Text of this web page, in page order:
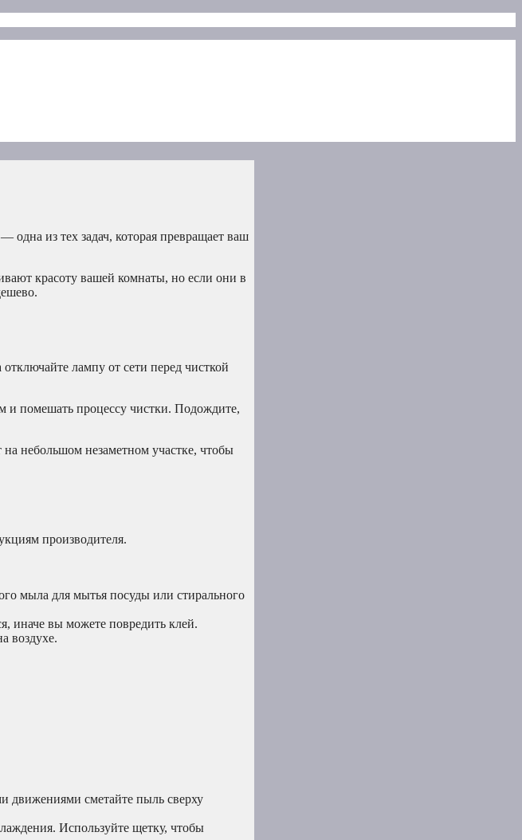
из тех задач, которая превращает ваш
красоту вашей комнаты, но если они в
лампу от сети перед чисткой
и помешать процессу чистки. Подождите,
на небольшом незаметном участке, чтобы
производителя.
мыла для мытья посуды или стирального
иначе вы можете повредить клей.
воздухе.
движениями сметайте пыль сверху
Используйте щетку, чтобы